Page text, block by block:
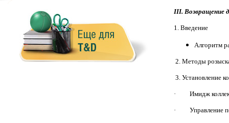
III. Возвращение
1. Введение
Алгоритм
2. Методы
3. Установление
· Имидж
· Управление